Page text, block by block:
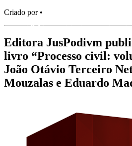
Criado por •
Editora JusPodivm
livro “Processo civil:
João Otávio Terceiro
Mouzalas e Eduardo